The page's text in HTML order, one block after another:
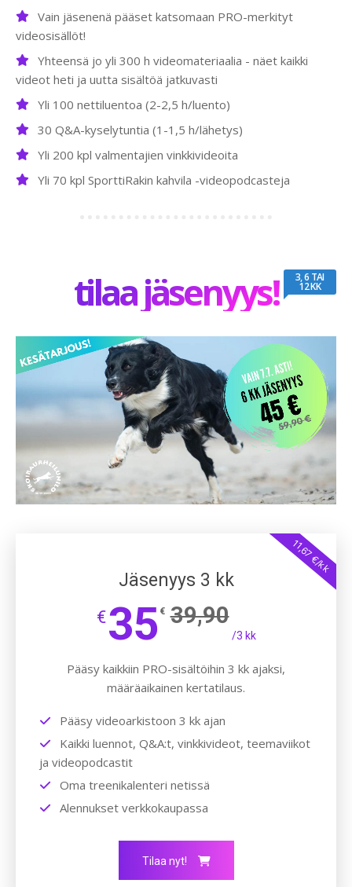
Vain jäsenenä pääset katsomaan PRO-merkityt
videosisällöt!
Yhteensä jo yli 300 h videomateriaalia - näet kaikki
videot heti ja uutta sisältöä jatkuvasti
Yli 100 nettiluentoa (2-2,5 h/luento)
30 Q&A-kyselytuntia (1-1,5 h/lähetys)
Yli 200 kpl valmentajien vinkkivideoita
Yli 70 kpl SporttiRakin kahvila -videopodcasteja
tilaa jäsenyys! 3, 6 TAI
12 KK
11,67 €/kk
Jäsenyys 3 kk
€35 € 39,90
/3 kk
Pääsy kaikkiin PRO-sisältöihin 3 kk ajaksi,
määräaikainen kertatilaus.
Pääsy videoarkistoon 3 kk ajan
Kaikki luennot, Q&A:t, vinkkivideot, teemaviikot
ja videopodcastit
Oma treenikalenteri netissä
Alennukset verkkokaupassa
Tilaa nyt!